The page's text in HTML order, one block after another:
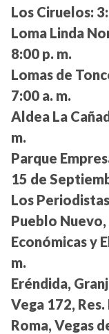
Los Ciruelos:
Loma Linda
8:00 p. m.
Lomas de
7:00 a. m.
Aldea La
m.
Parque
15 de
Los
Pueblo
Económicas y
m.
Eréndida,
Vega 172,
Roma, Vegas